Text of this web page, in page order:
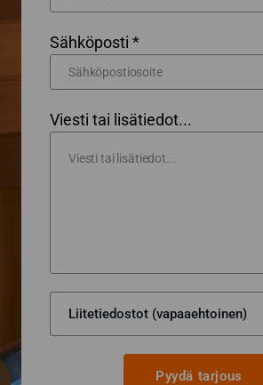
Sähköposti *
Viesti tai lisätiedot...
Pyydä tarjous